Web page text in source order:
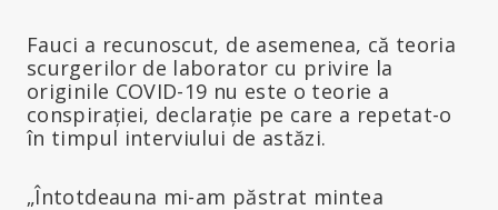
Fauci a recunoscut, de asemenea, că teoria
scurgerilor de laborator cu privire la
originile COVID-19 nu este o teorie a
conspirației, declarație pe care a repetat-o
în timpul interviului de astăzi.
„Întotdeauna mi-am păstrat mintea